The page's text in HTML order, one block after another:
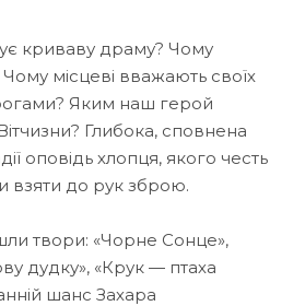
криваву драму? Чому
місцеві вважають своїх
Яким наш герой
Глибока, сповнена
оповідь хлопця, якого честь
взяти до рук зброю.
твори: «Чорне Сонце»,
дудку», «Крук — птаха
шанс Захара